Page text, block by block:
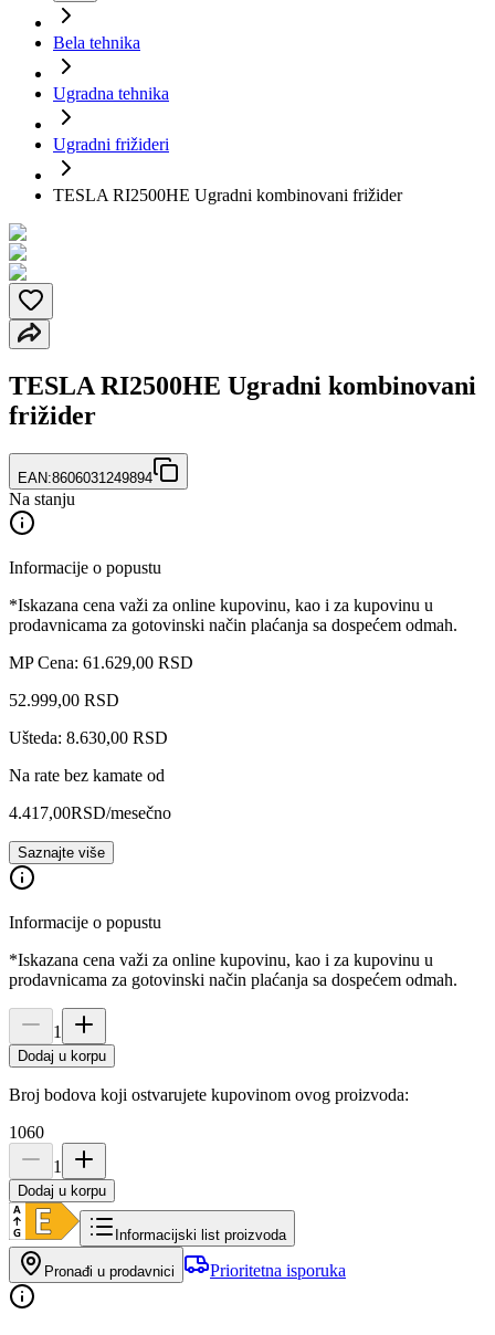
Bela tehnika
Ugradna tehnika
Ugradni frižideri
TESLA RI2500HE Ugradni kombinovani frižider
TESLA RI2500HE Ugradni kombinovani
frižider
EAN:8606031249894
Na stanju
Informacije o popustu
*Iskazana cena važi za online kupovinu, kao i za kupovinu u
prodavnicama za gotovinski način plaćanja sa dospećem odmah.
MP Cena: 61.629,00 RSD
52.999,00 RSD
Ušteda: 8.630,00 RSD
Na rate bez kamate od
4.417,00RSD/mesečno
Saznajte više
Informacije o popustu
*Iskazana cena važi za online kupovinu, kao i za kupovinu u
prodavnicama za gotovinski način plaćanja sa dospećem odmah.
1
Dodaj u korpu
Broj bodova koji ostvarujete kupovinom ovog proizvoda:
1060
1
Dodaj u korpu
Informacijski list proizvoda
Pronađi u prodavnici Prioritetna isporuka